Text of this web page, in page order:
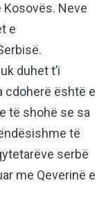
Kosovës. Neve
e
duhet t’i
cdoherë është e
të shohë se sa
të
serbë
me Qeverinë e